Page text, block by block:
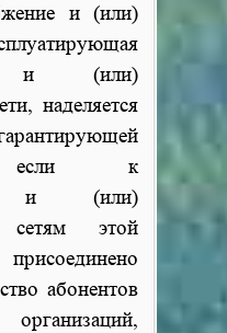
и (или)
и (или)
наделяется
если к
и (или)
сетям этой
абонентов